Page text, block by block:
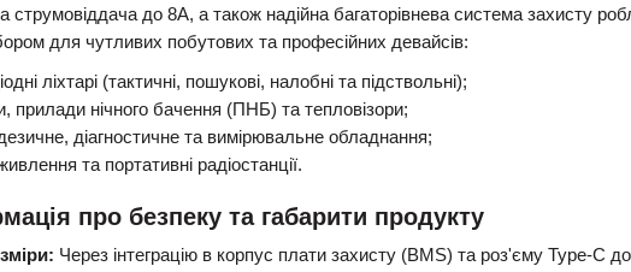
струмовіддача до 8А, а також надійна багаторівнева система захисту
для чутливих побутових та професійних девайсів:
ліхтарі (тактичні, пошукові, налобні та підствольні);
прилади нічного бачення (ПНБ) та тепловізори;
діагностичне та вимірювальне обладнання;
та портативні радіостанції.
про безпеку та габарити продукту
Через інтеграцію в корпус плати захисту (BMS) та роз'єму Type-C